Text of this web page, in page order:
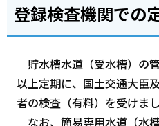
登録検査機関での
貯水槽水道（受水槽）の
以上定期に、国土交通大臣
者の検査（有料）を受けまし
なお、簡易専用水道（水